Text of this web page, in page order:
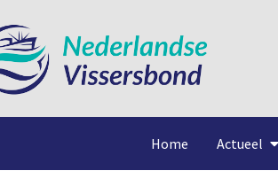
Home Actueel